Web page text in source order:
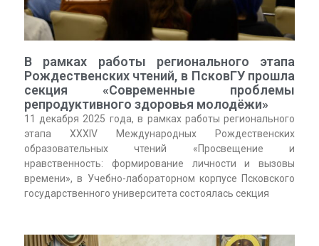
В рамках работы регионального этапа
Рождественских чтений, в ПсковГУ прошла
секция «Современные проблемы
репродуктивного здоровья молодёжи»
11 декабря 2025 года, в рамках работы регионального
этапа XXXIV Международных Рождественских
образовательных чтений «Просвещение и
нравственность: формирование личности и вызовы
времени», в Учебно-лабораторном корпусе Псковского
государственного университета состоялась секция